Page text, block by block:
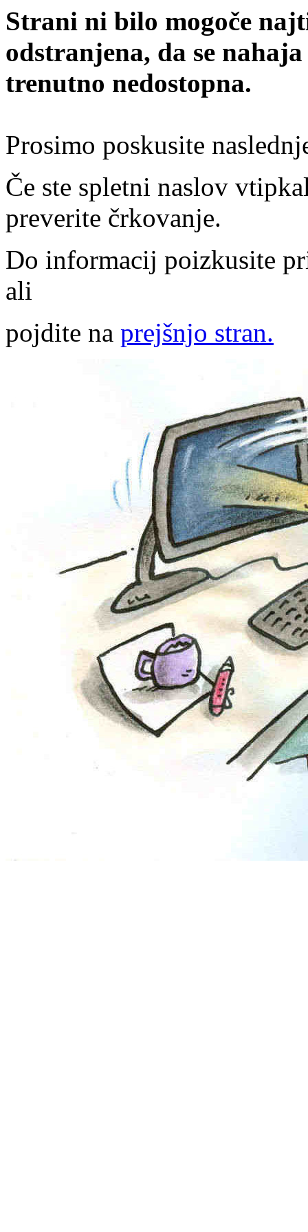
Strani ni bilo mogoče
odstranjena, da se
trenutno nedostopna.
Prosimo poskusite
Če ste spletni naslov
preverite črkovanje.
Do informacij poizkusite
ali
pojdite na prejšnjo stran.